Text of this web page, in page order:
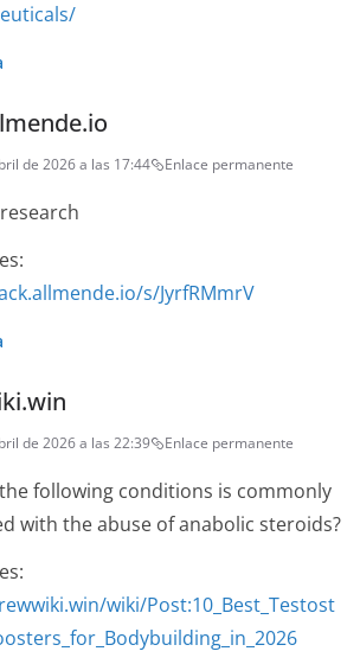
de 2026 a las 17:44 Enlace permanente
s/JyrfRMmrV
de 2026 a las 22:39 Enlace permanente
following conditions is commonly
with the abuse of anabolic steroids?
wiki/Post:10_Best_Testost